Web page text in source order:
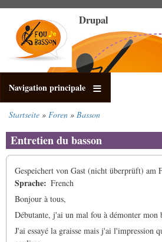
Inhalt
Drupal
Navigation principale
Startseite Foren Basson
Entretien du basson
Gespeichert von Gast (nicht überprüft) am
Sprache
French
Bonjour à tous,
Débutante, j'ai un mal fou à démonter mon
J'ai essayé la graisse mais j'ai l'impression